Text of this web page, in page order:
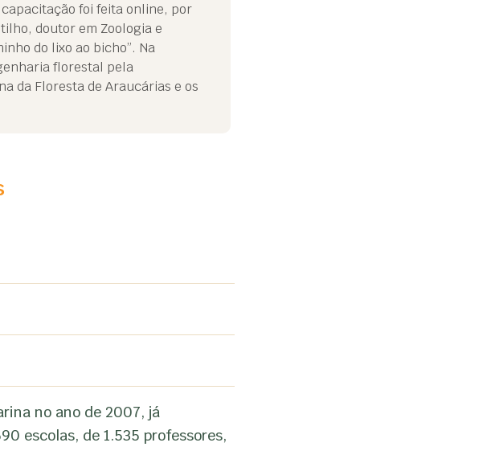
foi feita online, por
doutor em Zoologia e
do lixo ao bicho”. Na
florestal pela
da Floresta de Araucárias e os
no ano de 2007, já
escolas, de 1.535 professores,